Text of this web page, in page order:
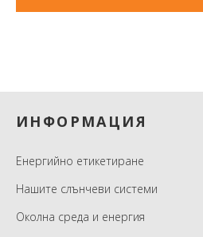
ИНФОРМАЦИЯ
Енергийно етикетиране
Нашите слънчеви системи
Околна среда и енергия